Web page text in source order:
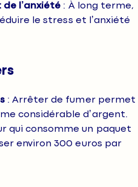
l’anxiété : À long terme,
le stress et l’anxiété
: Arrêter de fumer permet
considérable d’argent.
qui consomme un paquet
environ 300 euros par